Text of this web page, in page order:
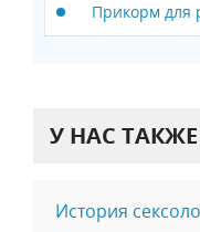
Прикорм для
У НАС
История